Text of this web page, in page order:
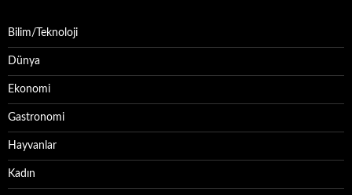
Bilim/Teknoloji
Dünya
Ekonomi
Gastronomi
Hayvanlar
Kadın